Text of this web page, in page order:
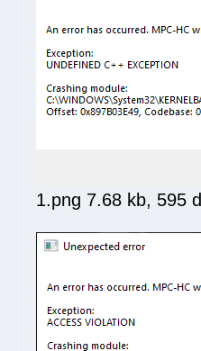
1.png 7.68 kb, 595